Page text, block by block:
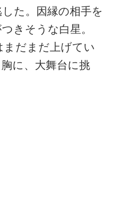
た。因縁の相手を
きそうな白星。
まだまだ上げてい
に、大舞台に挑